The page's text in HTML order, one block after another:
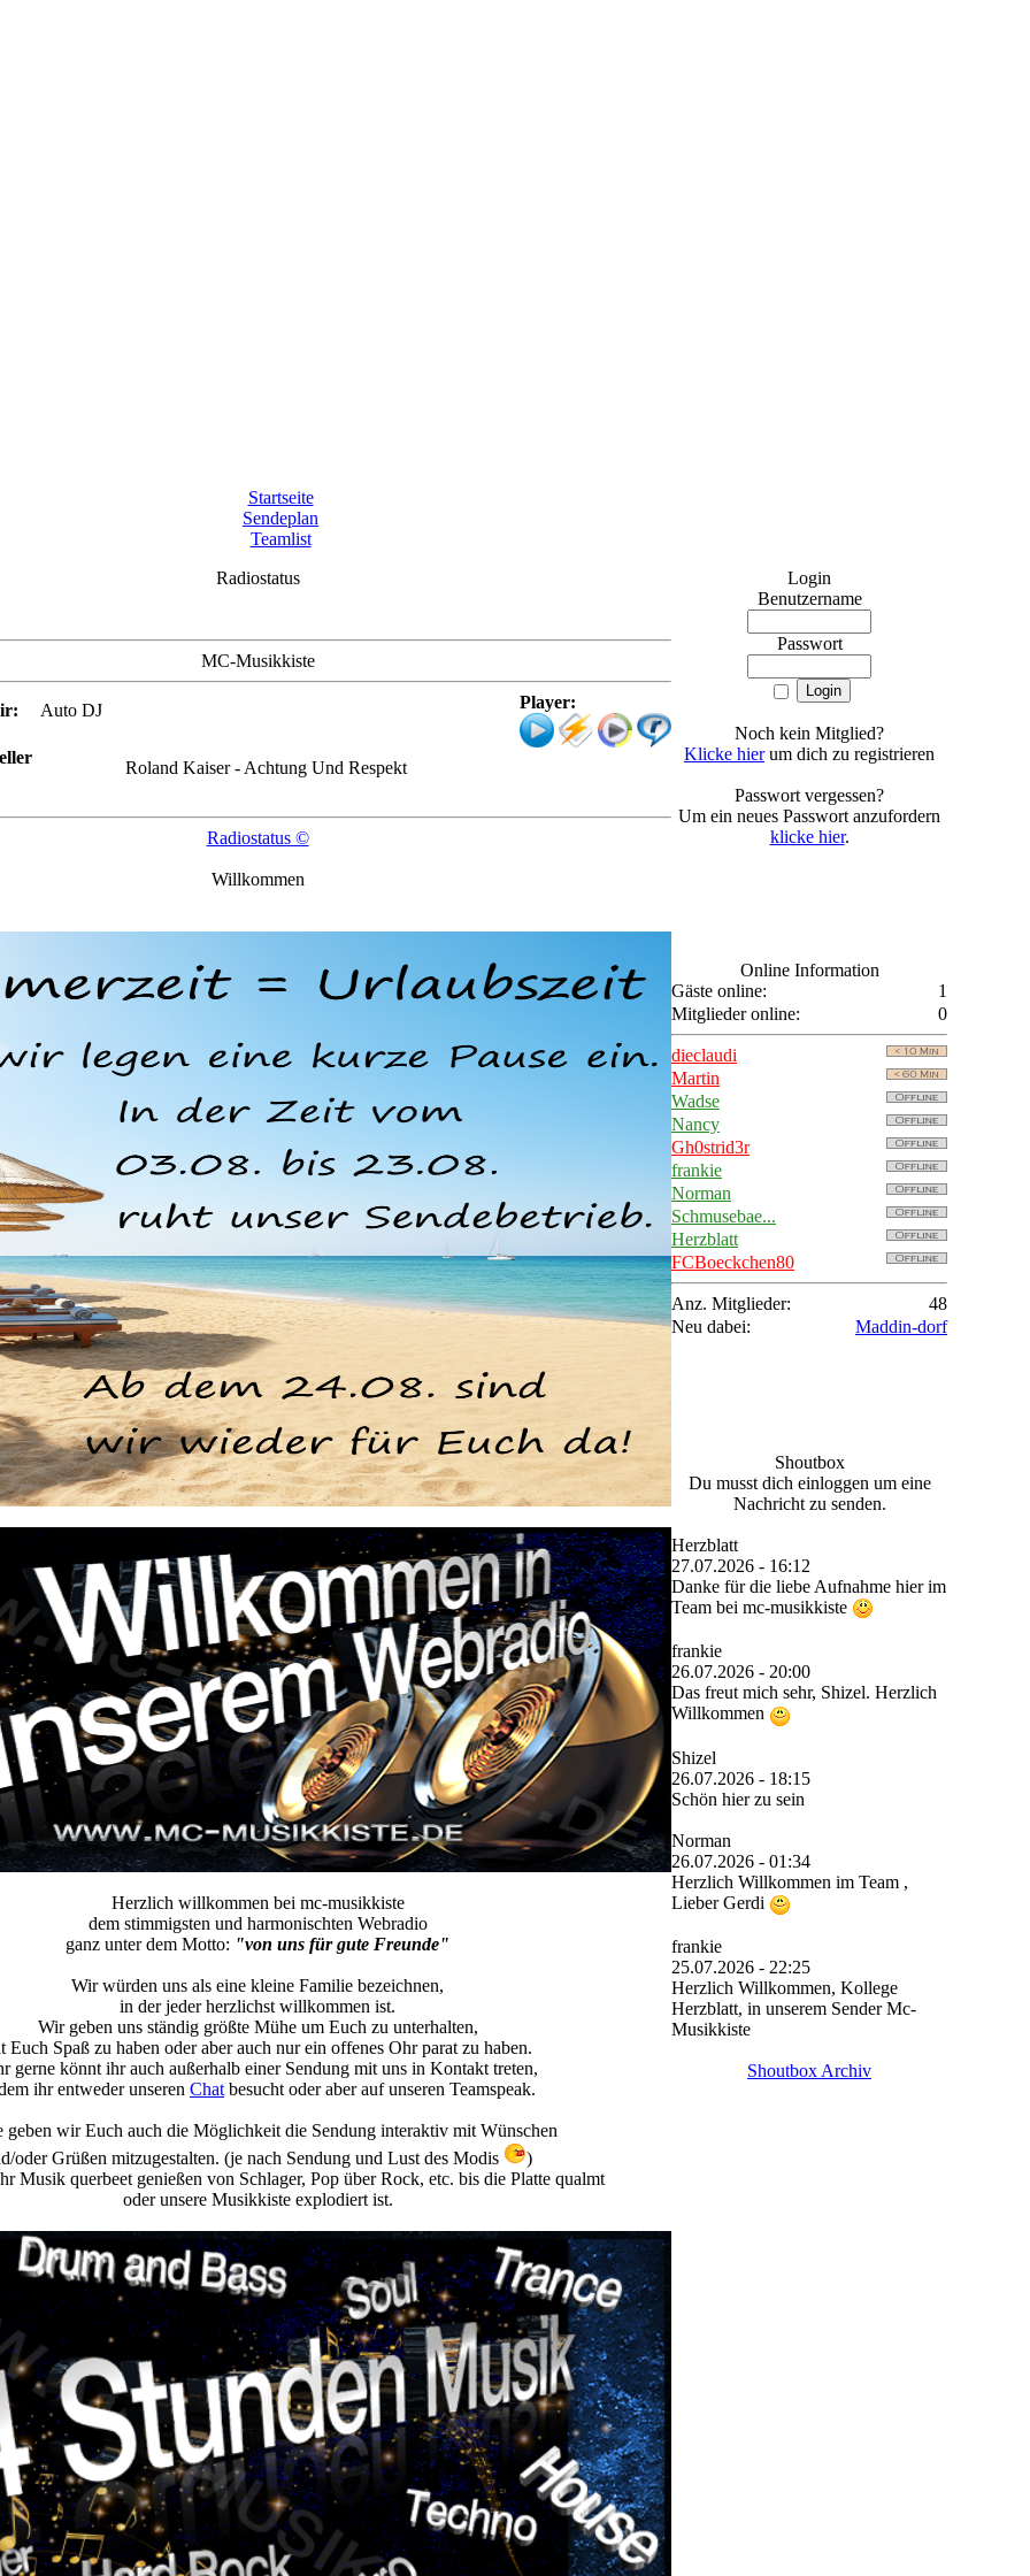
Startseite
Sendeplan
Teamlist
Radiostatus
MC-Musikkiste
Auto DJ Player:
Roland Kaiser - Achtung Und Respekt
Radiostatus ©
Willkommen
Herzlich willkommen bei mc-musikkiste
dem stimmigsten und harmonischten Webradio
ganz unter dem Motto: "von uns für gute Freunde"
Wir würden uns als eine kleine Familie bezeichnen,
in der jeder herzlichst willkommen ist.
Wir geben uns ständig größte Mühe um Euch zu unterhalten,
Euch Spaß zu haben oder aber auch nur ein offenes Ohr parat zu haben.
gerne könnt ihr auch außerhalb einer Sendung mit uns in Kontakt treten,
ihr entweder unseren Chat besucht oder aber auf unseren Teamspeak.
geben wir Euch auch die Möglichkeit die Sendung interaktiv mit Wünschen
oder Grüßen mitzugestalten. (je nach Sendung und Lust des Modis
)
Musik querbeet genießen von Schlager, Pop über Rock, etc. bis die Platte qualmt
oder unsere Musikkiste explodiert ist.
Login
Benutzername
Passwort
Noch kein Mitglied?
Klicke hierum dich zu registrieren
Passwort vergessen?
Um ein neues Passwort anzufordern
klicke hier.
Online Information
Gäste online:
1
Mitglieder online:
0
dieclaudi
Martin
Wadse
Nancy
Gh0strid3r
frankie
Norman
Schmusebae...
Herzblatt
FCBoeckchen80
Anz. Mitglieder:
48
Neu dabei:
Maddin-dorf
Shoutbox
Du musst dich einloggen um eine
Nachricht zu senden.
Herzblatt
27.07.2026 - 16:12
Danke für die liebe Aufnahme hier im
Team bei mc-musikkiste
frankie
26.07.2026 - 20:00
Das freut mich sehr, Shizel. Herzlich
Willkommen
Shizel
26.07.2026 - 18:15
Schön hier zu sein
Norman
26.07.2026 - 01:34
Herzlich Willkommen im Team ,
Lieber Gerdi
frankie
25.07.2026 - 22:25
Herzlich Willkommen, Kollege
Herzblatt, in unserem Sender Mc-
Musikkiste
Shoutbox Archiv